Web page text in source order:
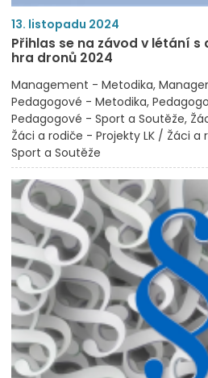
13. listopadu 2024
Přihlas se na závod v létání s
hra dronů 2024
Management - Metodika
Pedagogové - Metodika
Pedagogové - Sport a Soutěže
Žáci a rodiče - Projekty LK / Žáci a
Sport a Soutěže